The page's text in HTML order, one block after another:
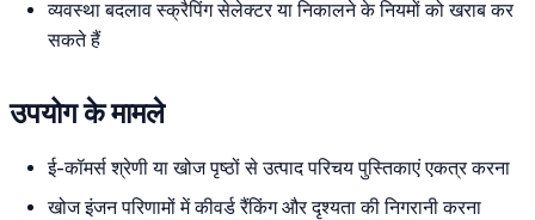
व्यवस्था बदलाव स्क्रैपिंग सेलेक्टर या निकालने के नियमों को खराब कर
सकते हैं
उपयोग के मामले
ई-कॉमर्स श्रेणी या खोज पृष्ठों से उत्पाद परिचय पुस्तिकाएं एकत्र करना
खोज इंजन परिणामों में कीवर्ड रैंकिंग और दृश्यता की निगरानी करना